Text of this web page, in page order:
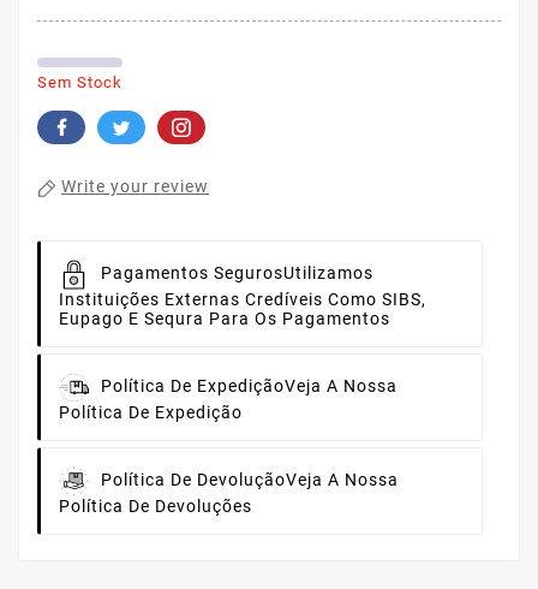
Sem Stock
Write your review
Pagamentos SegurosUtilizamos
Instituições Externas Credíveis Como SIBS,
Eupago E Sequra Para Os Pagamentos
Política De ExpediçãoVeja A Nossa
Política De Expedição
Política De DevoluçãoVeja A Nossa
Política De Devoluções